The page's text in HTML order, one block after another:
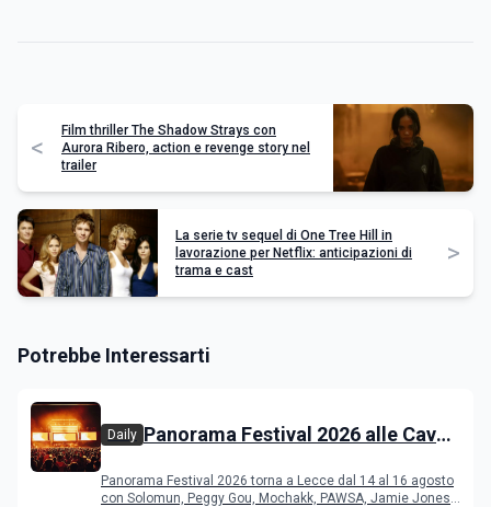
<
Film thriller The Shadow Strays con
Aurora Ribero, action e revenge story nel
trailer
La serie tv sequel di One Tree Hill in
lavorazione per Netflix: anticipazioni di
trama e cast
>
Potrebbe Interessarti
Daily Panorama Festival 2026 alle Cave
programma
Panorama Festival 2026 torna a Lecce dal 14 al 16 agosto
con Solomun, Peggy Gou, Mochakk, PAWSA, Jamie Jones